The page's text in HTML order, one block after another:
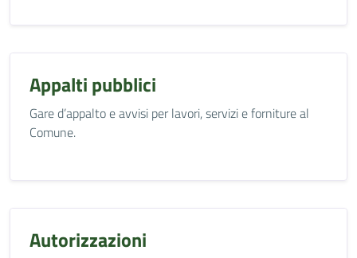
Appalti pubblici
Gare d’appalto e avvisi per lavori, servizi e forniture al
Comune.
Autorizzazioni